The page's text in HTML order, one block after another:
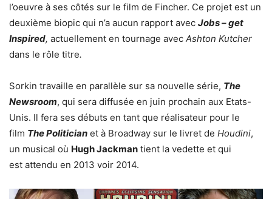
l’oeuvre à ses côtés sur le film de Fincher. Ce projet est un
deuxième biopic qui n’a aucun rapport avec Jobs – get
Inspired, actuellement en tournage avec Ashton Kutcher
dans le rôle titre.
Sorkin travaille en parallèle sur sa nouvelle série, The
Newsroom, qui sera diffusée en juin prochain aux Etats-
Unis. Il fera ses débuts en tant que réalisateur pour le
film The Politician et à Broadway sur le livret de Houdini,
un musical où Hugh Jackman tient la vedette et qui
est attendu en 2013 voir 2014.